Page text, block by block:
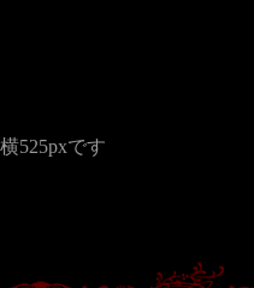
525pxです